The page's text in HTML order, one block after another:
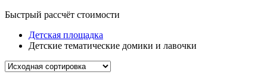
Быстрый рассчёт стоимости
Детская площадка
Детские тематические домики и лавочки